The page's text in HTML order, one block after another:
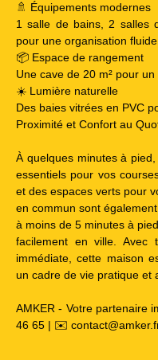
🚿 Équipements modernes
1 salle de bains, 2 salles
pour une organisation fluide.
📦 Espace de rangement
Une cave de 20 m² pour
☀️ Lumière naturelle
Des baies vitrées en PVC
Proximité et Confort au
À quelques minutes à
essentiels pour vos
et des espaces verts pour
en commun sont
à moins de 5 minutes à
facilement en ville. Avec
immédiate, cette maison
un cadre de vie pratique et
AMKER - Votre partenaire
46 65 | ✉️